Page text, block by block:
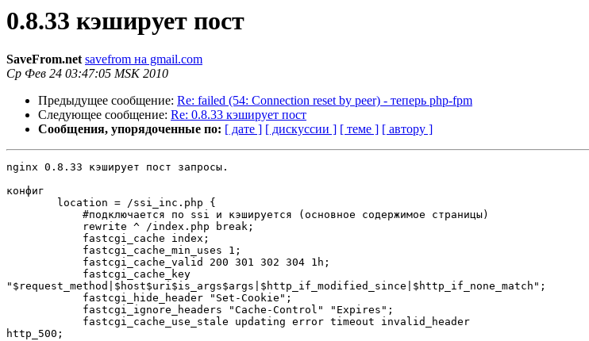
0.8.33 кэширует пост
SaveFrom.net savefrom на gmail.com
Ср Фев 24 03:47:05 MSK 2010
Предыдущее сообщение: Re: failed (54: Connection reset by peer) - теперь php-fpm
Следующее сообщение: Re: 0.8.33 кэширует пост
Сообщения, упорядоченные по: [ дате ] [ дискуссии ] [ теме ] [ автору ]
nginx 0.8.33 кэширует пост запросы.
конфиг
        location = /ssi_inc.php {
            #подключается по ssi и кэшируется (основное содержимое страницы)
            rewrite ^ /index.php break;
            fastcgi_cache index;
            fastcgi_cache_min_uses 1;
            fastcgi_cache_valid 200 301 302 304 1h;
            fastcgi_cache_key
"$request_method|$host$uri$is_args$args|$http_if_modified_since|$http_if_none_match";
            fastcgi_hide_header "Set-Cookie";
            fastcgi_ignore_headers "Cache-Control" "Expires";
            fastcgi_cache_use_stale updating error timeout invalid_header
http_500;